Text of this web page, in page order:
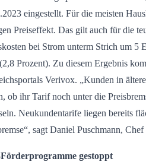
eingestellt. Für die meisten
Preiseffekt. Das gilt auch für die
bei Strom unterm Strich um 5
Prozent). Zu diesem Ergebnis
Verivox. „Kunden in
ob ihr Tarif noch unter die
Neukundentarife liegen bereits
sagt Daniel Puschmann,
gestoppt